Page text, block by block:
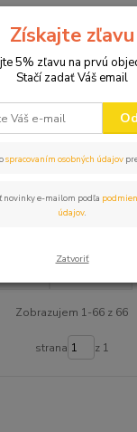
Zobrazujem 1-66 z 66
strana z 1
Získajte zľavu
5% zľavu na prvú
Stačí zadať Váš email
spracovaním osobných údajov
novinky e-mailom podľa
údajov.
Zatvoriť